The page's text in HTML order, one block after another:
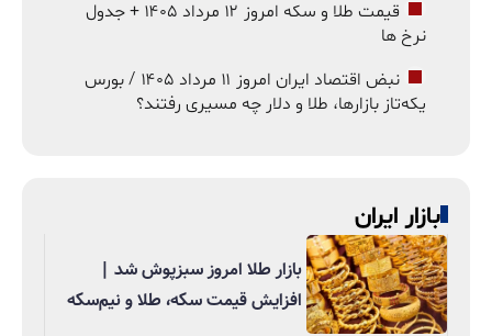
قیمت طلا و سکه امروز ۱۲ مرداد ۱۴۰۵ + جدول
نرخ ها
نبض اقتصاد ایران امروز ۱۱ مرداد ۱۴۰۵ / بورس
یکه‌تاز بازارها، طلا و دلار چه مسیری رفتند؟
بازار ایران
بازار طلا امروز سبزپوش شد |
افزایش قیمت سکه، طلا و نیم‌سکه